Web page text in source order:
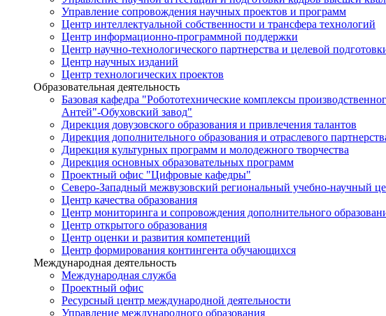
Управление сопровождения научных проектов и программ
Центр интеллектуальной собственности и трансфера технологий
Центр информационно-программной поддержки
Центр научно-технологического партнерства и целевой
Центр научных изданий
Центр технологических проектов
Образовательная деятельность
Базовая кафедра "Робототехнические комплексы
Антей"-Обуховский завод"
Дирекция довузовского образования и привлечения талантов
Дирекция дополнительного образования и отраслевого
Дирекция культурных программ и молодежного творчества
Дирекция основных образовательных программ
Проектный офис "Цифровые кафедры"
Северо-Западный межвузовский региональный учебно-научный
Центр качества образования
Центр мониторинга и сопровождения дополнительного
Центр открытого образования
Центр оценки и развития компетенций
Центр формирования контингента обучающихся
Международная деятельность
Международная служба
Проектный офис
Ресурсный центр международной деятельности
Управление международного образования